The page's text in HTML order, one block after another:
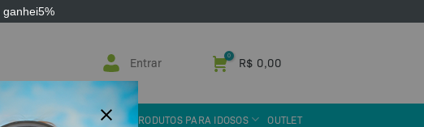
ganhei5%
Entrar R$ 0,00
TECNOLOGIA ASSISTIVA PRODUTOS PARA IDOSOS OUTLET